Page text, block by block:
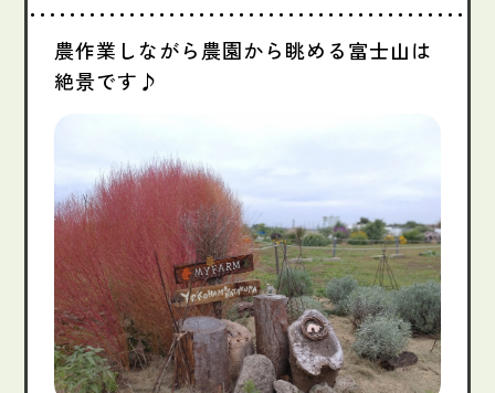
農作業しながら農園から眺める富士山は
絶景です♪